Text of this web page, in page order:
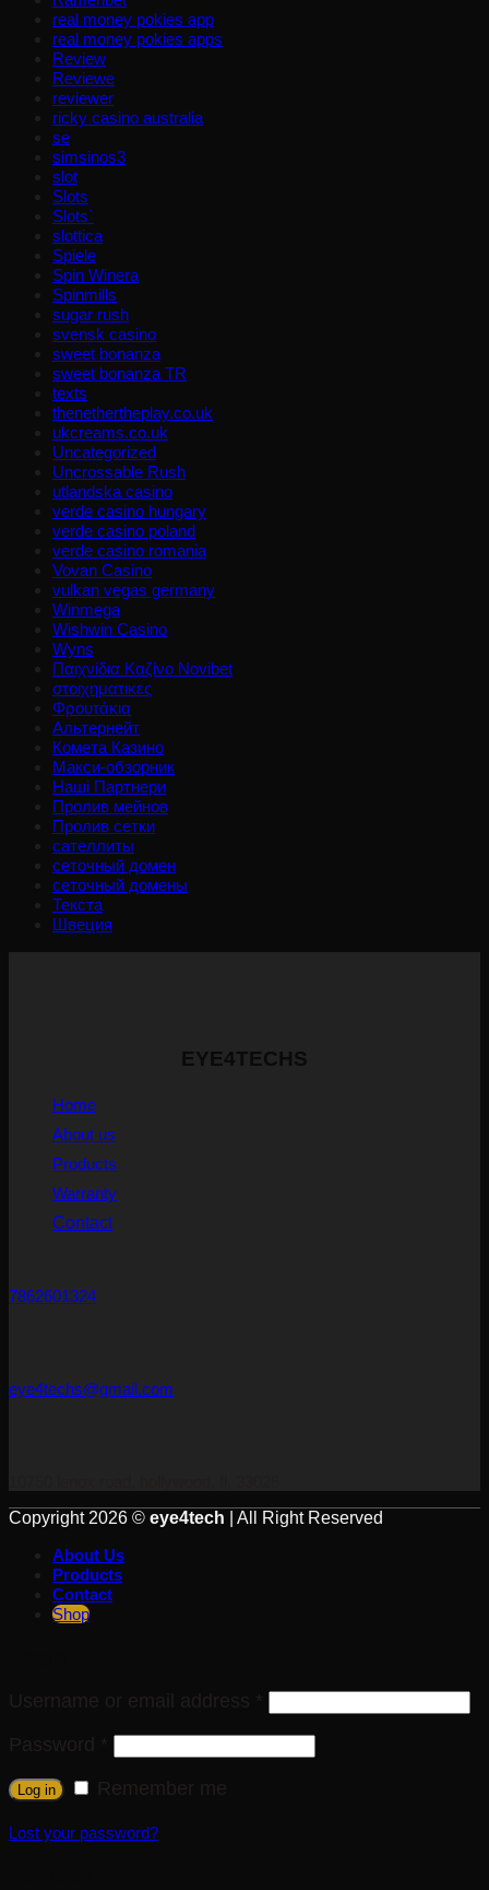
real money pokies app
real money pokies apps
Review
Reviewe
reviewer
ricky casino australia
se
simsinos3
slot
Slots
Slots`
slottica
Spiele
Spin Winera
Spinmills
sugar rush
svensk casino
sweet bonanza
sweet bonanza TR
texts
thenethertheplay.co.uk
ukcreams.co.uk
Uncategorized
Uncrossable Rush
utlandska casino
verde casino hungary
verde casino poland
verde casino romania
Vovan Casino
vulkan vegas germany
Winmega
Wishwin Casino
Wyns
Παιχνίδια Καζίνο Novibet
στοιχηματικες
Φρουτάκια
Альтернейт
Комета Казино
Макси-обзорник
Наші Партнери
Пролив мейнов
Пролив сетки
сателлиты
сеточный домен
сеточный домены
Текста
Швеция
EYE4TECHS
Home
About us
Products
Warranty
Contact
7862601324
eye4techs@gmail.com
Copyright 2026 © eye4tech
| All Right Reserved
About Us
Products
Contact
Shop
Log in
Lost your password?